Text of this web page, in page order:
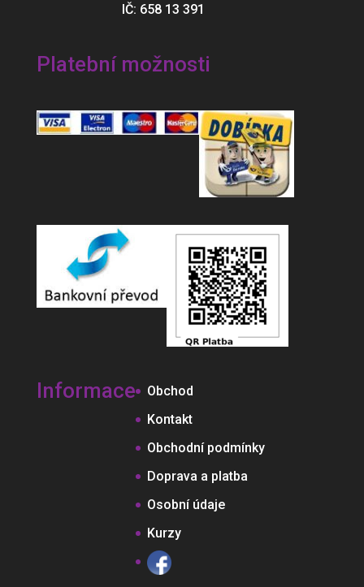
IČ: 658 13 391
Platební možnosti
Informace
Obchod
Kontakt
Obchodní podmínky
Doprava a platba
Osobní údaje
Kurzy